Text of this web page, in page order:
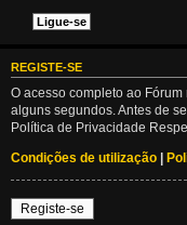
REGISTE-SE
O acesso completo ao
alguns segundos. Antes de
Política de Privacidade
Condições de utilização |
Registe-se